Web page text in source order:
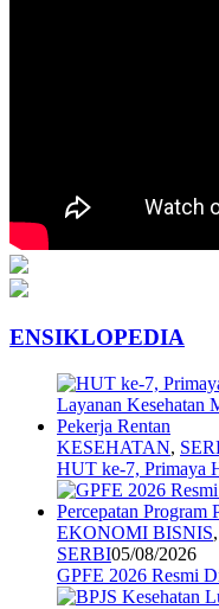
ENSIKLOPEDIA
KESEHATAN,
HUT ke-7, Primaya
EKONOMI BISNIS,
SERBI05/08/2026
GPFE 2026 Resmi